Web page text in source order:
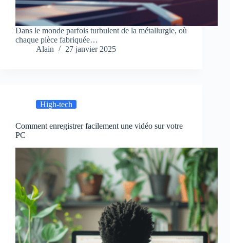
Dans le monde parfois turbulent de la métallurgie, où
chaque pièce fabriquée…
Alain
27 janvier 2025
High-tech
Comment enregistrer facilement une vidéo sur votre
PC